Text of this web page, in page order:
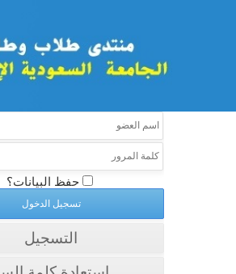
حفظ البيانات؟
التسجيل